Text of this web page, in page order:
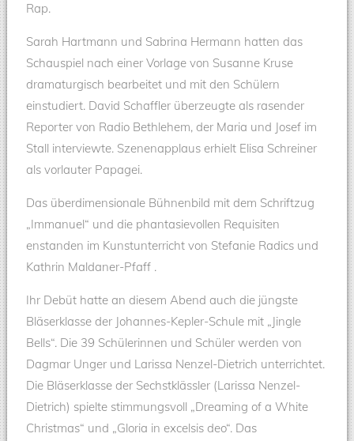
Rap.
Sarah Hartmann und Sabrina Hermann hatten das
Schauspiel nach einer Vorlage von Susanne Kruse
dramaturgisch bearbeitet und mit den Schülern
einstudiert. David Schaffler überzeugte als rasender
Reporter von Radio Bethlehem, der Maria und Josef im
Stall interviewte. Szenenapplaus erhielt Elisa Schreiner
als vorlauter Papagei.
Das überdimensionale Bühnenbild mit dem Schriftzug
„Immanuel“ und die phantasievollen Requisiten
enstanden im Kunstunterricht von Stefanie Radics und
Kathrin Maldaner-Pfaff .
Ihr Debüt hatte an diesem Abend auch die jüngste
Bläserklasse der Johannes-Kepler-Schule mit „Jingle
Bells“. Die 39 Schülerinnen und Schüler werden von
Dagmar Unger und Larissa Nenzel-Dietrich unterrichtet.
Die Bläserklasse der Sechstklässler (Larissa Nenzel-
Dietrich) spielte stimmungsvoll „Dreaming of a White
Christmas“ und „Gloria in excelsis deo“. Das